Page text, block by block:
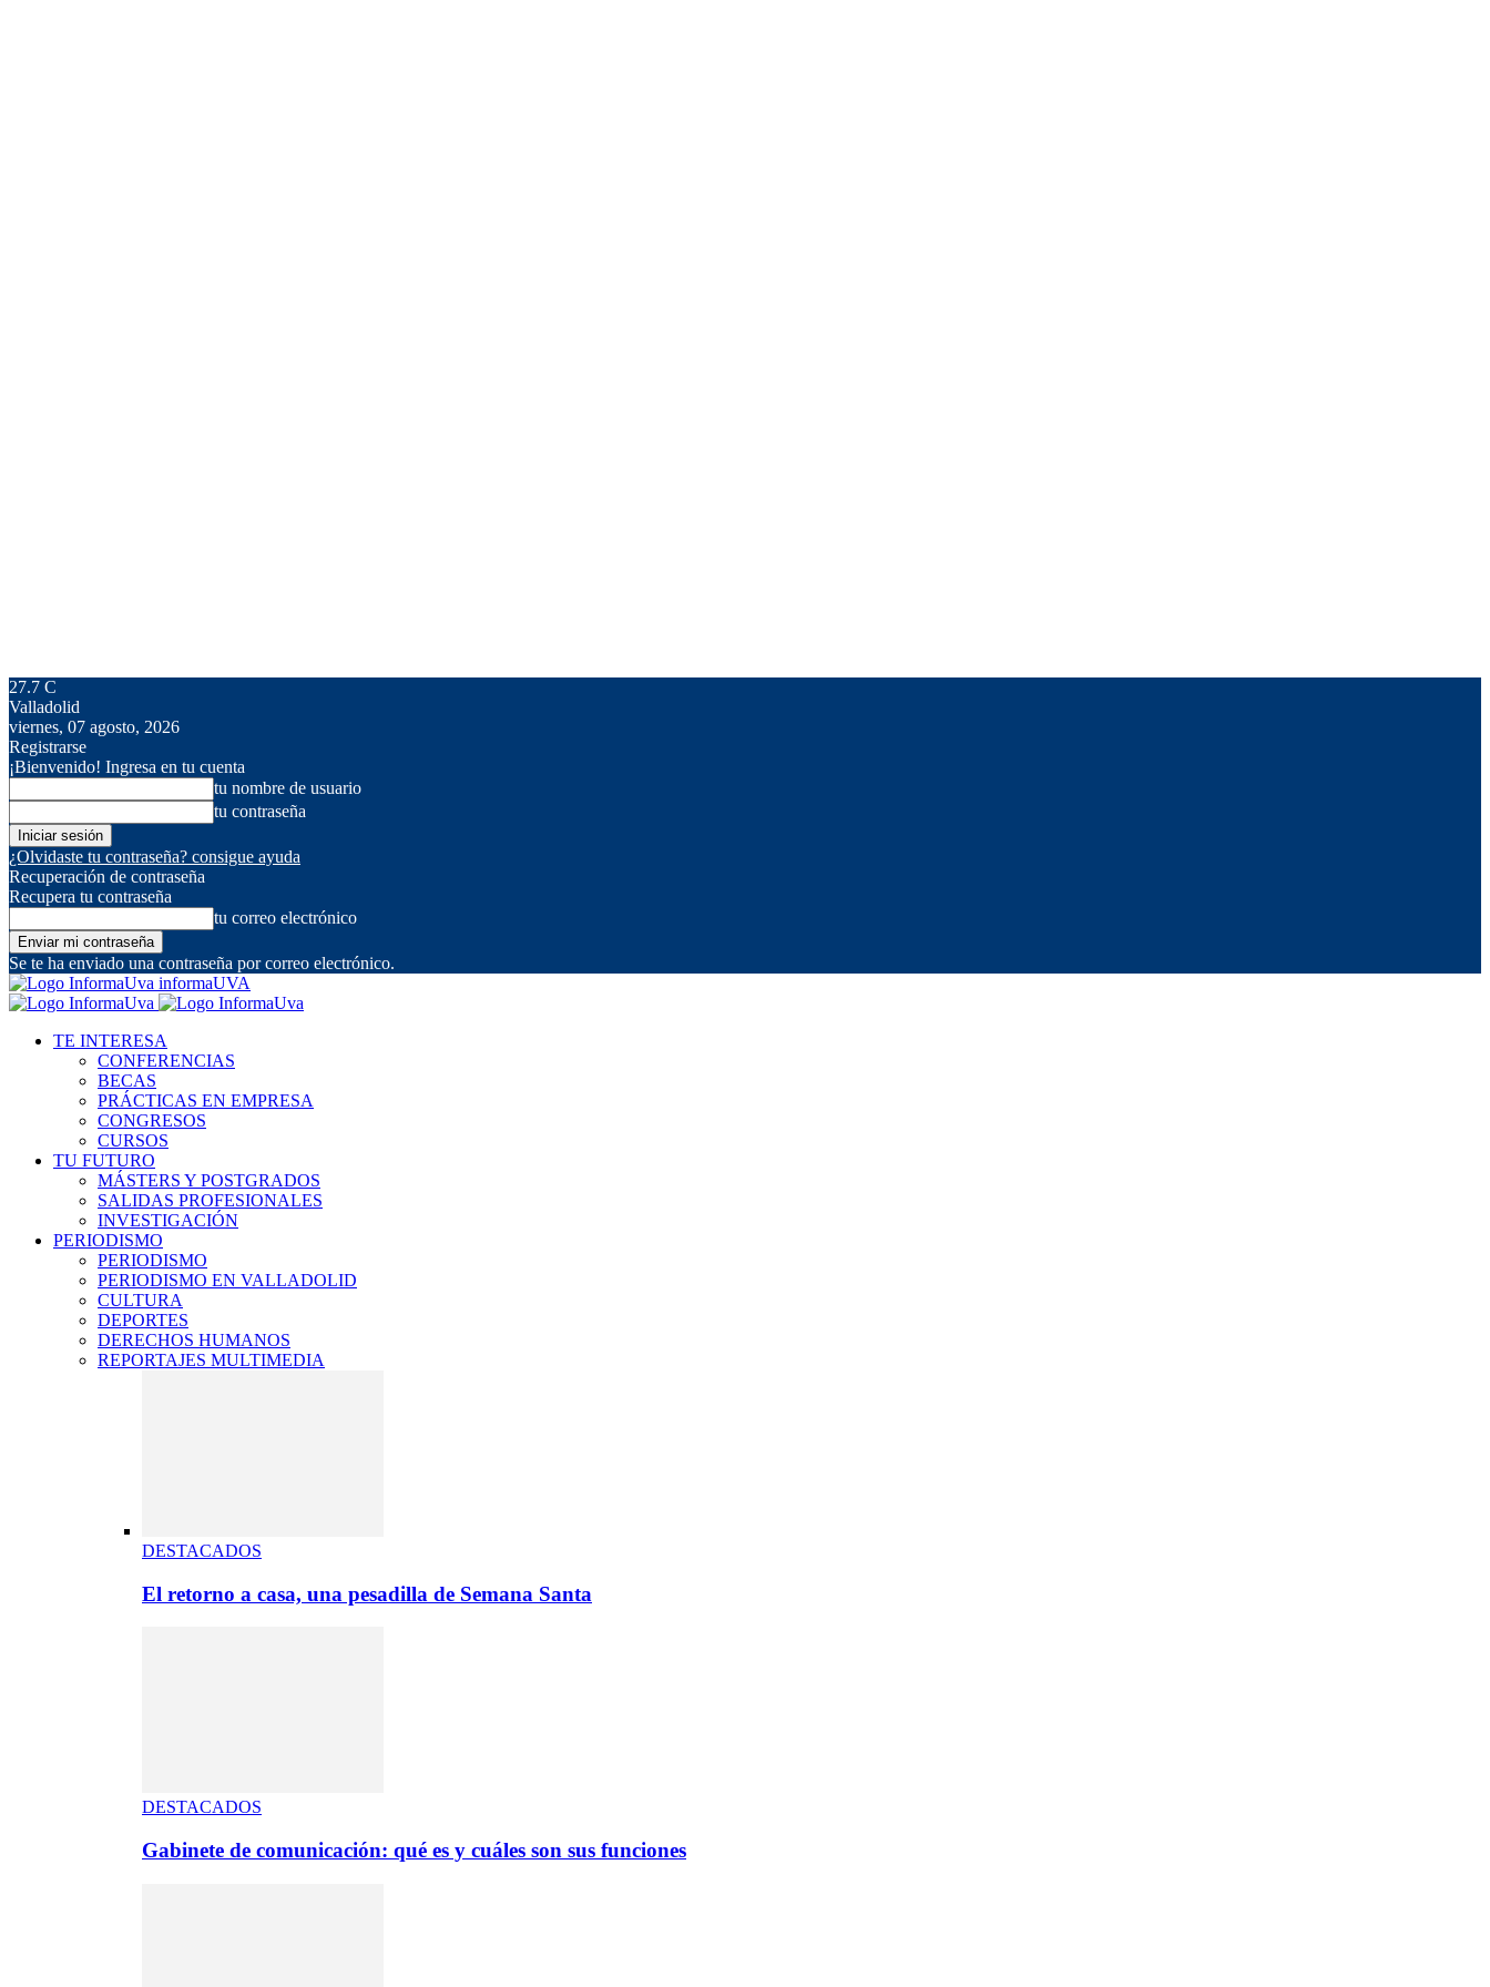
27.7 C
Valladolid
viernes, 07 agosto, 2026
Registrarse
¡Bienvenido! Ingresa en tu cuenta
tu nombre de usuario
tu contraseña
¿Olvidaste tu contraseña? consigue ayuda
Recuperación de contraseña
Recupera tu contraseña
tu correo electrónico
Se te ha enviado una contraseña por correo electrónico.
informaUVA
TE INTERESA
CONFERENCIAS
BECAS
PRÁCTICAS EN EMPRESA
CONGRESOS
CURSOS
TU FUTURO
MÁSTERS Y POSTGRADOS
SALIDAS PROFESIONALES
INVESTIGACIÓN
PERIODISMO
PERIODISMO
PERIODISMO EN VALLADOLID
CULTURA
DEPORTES
DERECHOS HUMANOS
REPORTAJES MULTIMEDIA
DESTACADOS
El retorno a casa, una pesadilla de Semana Santa
DESTACADOS
Gabinete de comunicación: qué es y cuáles son sus funciones